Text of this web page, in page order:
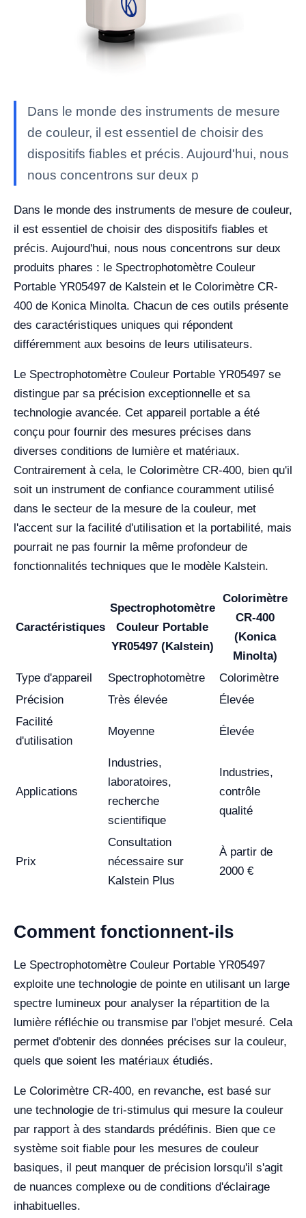
Dans le monde des instruments de mesure
de couleur, il est essentiel de choisir des
dispositifs fiables et précis. Aujourd'hui, nous
nous concentrons sur deux p
Dans le monde des instruments de mesure de couleur,
il est essentiel de choisir des dispositifs fiables et
précis. Aujourd'hui, nous nous concentrons sur deux
produits phares : le Spectrophotomètre Couleur
Portable YR05497 de Kalstein et le Colorimètre CR-
400 de Konica Minolta. Chacun de ces outils présente
des caractéristiques uniques qui répondent
différemment aux besoins de leurs utilisateurs.
Le Spectrophotomètre Couleur Portable YR05497 se
distingue par sa précision exceptionnelle et sa
technologie avancée. Cet appareil portable a été
conçu pour fournir des mesures précises dans
diverses conditions de lumière et matériaux.
Contrairement à cela, le Colorimètre CR-400, bien qu'il
soit un instrument de confiance couramment utilisé
dans le secteur de la mesure de la couleur, met
l'accent sur la facilité d'utilisation et la portabilité, mais
pourrait ne pas fournir la même profondeur de
fonctionnalités techniques que le modèle Kalstein.
Caractéristiques
Spectrophotomètre
Couleur Portable
YR05497 (Kalstein)
Colorimètre
CR-400
(Konica
Minolta)
Type d'appareil
Spectrophotomètre
Colorimètre
Précision
Très élevée
Élevée
Facilité
d'utilisation
Moyenne Élevée
Applications
Industries,
laboratoires,
recherche
scientifique
Industries,
contrôle
qualité
Prix
Consultation
nécessaire sur
Kalstein Plus
À partir de
2000 €
Comment fonctionnent-ils
Le Spectrophotomètre Couleur Portable YR05497
exploite une technologie de pointe en utilisant un large
spectre lumineux pour analyser la répartition de la
lumière réfléchie ou transmise par l'objet mesuré. Cela
permet d'obtenir des données précises sur la couleur,
quels que soient les matériaux étudiés.
Le Colorimètre CR-400, en revanche, est basé sur
une technologie de tri-stimulus qui mesure la couleur
par rapport à des standards prédéfinis. Bien que ce
système soit fiable pour les mesures de couleur
basiques, il peut manquer de précision lorsqu'il s'agit
de nuances complexe ou de conditions d'éclairage
inhabituelles.